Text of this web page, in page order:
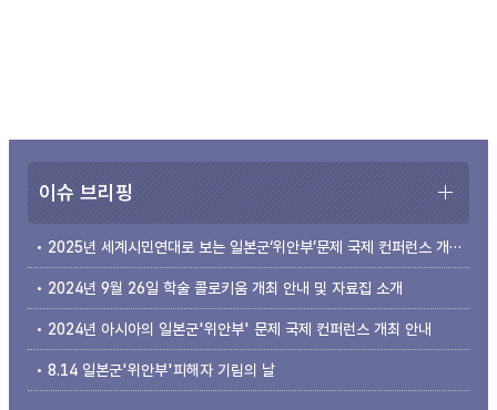
이슈 브리핑
2025년 세계시민연대로 보는 일본군‘위안부’문제 국제 컨퍼런스 개최 안내
2024년 9월 26일 학술 콜로키움 개최 안내 및 자료집 소개
2024년 아시아의 일본군'위안부' 문제 국제 컨퍼런스 개최 안내
8.14 일본군'위안부'피해자 기림의 날